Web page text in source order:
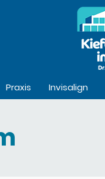
Praxis Invisalign